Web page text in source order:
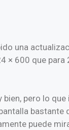
una
× 600 que para
pero lo
puede